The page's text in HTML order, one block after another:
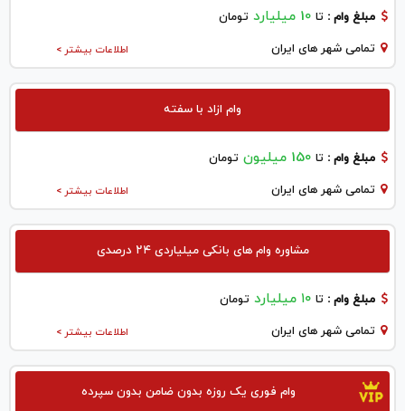
مبلغ وام : تا 10 میلیارد تومان
اطلاعات بیشتر > تمامی شهر های ایران
وام ازاد با سفته
مبلغ وام : تا 150 میلیون تومان
اطلاعات بیشتر > تمامی شهر های ایران
مشاوره وام های بانکی میلیاردی ۲۴ درصدی
مبلغ وام : تا ۱۰ میلیارد تومان
اطلاعات بیشتر > تمامی شهر های ایران
وام فوری یک روزه بدون ضامن بدون سپرده